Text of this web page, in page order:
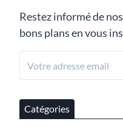
Restez informé de
bons plans en vous
Catégories